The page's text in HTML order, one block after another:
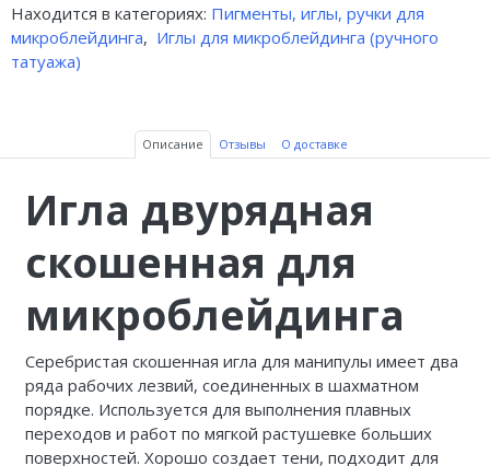
Находится в категориях: Пигменты, иглы, ручки для
микроблейдинга, Иглы для микроблейдинга (ручного
татуажа)
Описание Отзывы О доставке
Игла двурядная
скошенная для
микроблейдинга
Серебристая скошенная игла для манипулы имеет два
ряда рабочих лезвий, соединенных в шахматном
порядке. Используется для выполнения плавных
переходов и работ по мягкой растушевке больших
поверхностей. Хорошо создает тени, подходит для